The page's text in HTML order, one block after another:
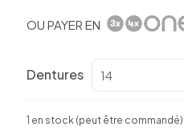
OU PAYER EN
Dentures
1 en stock (peut être commandé)